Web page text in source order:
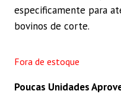
especificamente para
bovinos de corte.
Fora de estoque
Poucas Unidades